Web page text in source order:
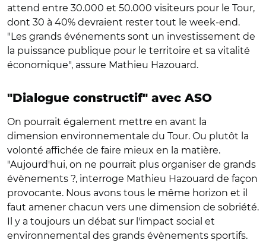
attend entre 30.000 et 50.000 visiteurs pour le Tour,
dont 30 à 40% devraient rester tout le week-end.
"Les grands événements sont un investissement de
la puissance publique pour le territoire et sa vitalité
économique", assure Mathieu Hazouard.
"Dialogue constructif" avec ASO
On pourrait également mettre en avant la
dimension environnementale du Tour. Ou plutôt la
volonté affichée de faire mieux en la matière.
"Aujourd'hui, on ne pourrait plus organiser de grands
évènements ?, interroge Mathieu Hazouard de façon
provocante. Nous avons tous le même horizon et il
faut amener chacun vers une dimension de sobriété.
Il y a toujours un débat sur l'impact social et
environnemental des grands évènements sportifs.